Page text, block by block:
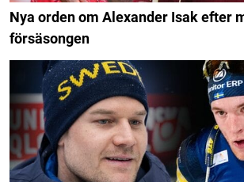
Nya orden om Alexander Isak efter
försäsongen